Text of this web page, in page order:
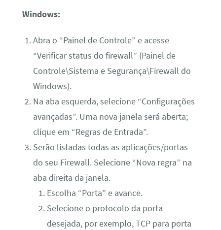
Windows:
Abra o “Painel de Controle” e acesse
“Verificar status do firewall” (Painel de
Controle\Sistema e Segurança\Firewall do
Windows).
Na aba esquerda, selecione “Configurações
avançadas”. Uma nova janela será aberta;
clique em “Regras de Entrada”.
Serão listadas todas as aplicações/portas
do seu Firewall. Selecione “Nova regra” na
aba direita da janela.
Escolha “Porta” e avance.
Selecione o protocolo da porta
desejada, por exemplo, TCP para porta